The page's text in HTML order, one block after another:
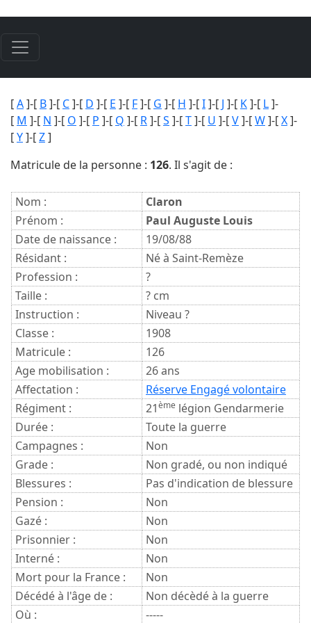
[A]-[ B]-[ C]-[ D ]-[ E ]-[ F]-[ G ]-[ H ]-[I]-[ J ]-[ K]-[ L]-
[ M ]-[ N ]-[ O ]-[ P ]-[ Q ]-[ R]-[S ]-[T]-[ U ]-[V]-[W]-[X]-
[Y]-[Z]
Matricule de la personne : 126. Il s'agit de :
Nom :
Claron
Prénom :
Paul Auguste Louis
Date de naissance :
19/08/88
Résidant :
Né à Saint-Remèze
Profession :
?
Taille :
? cm
Instruction :
Niveau ?
Classe :
1908
Matricule :
126
Age mobilisation :
26 ans
Affectation :
Réserve Engagé volontaire
Régiment :
21ème légion Gendarmerie
Durée :
Toute la guerre
Campagnes :
Non
Grade :
Non gradé, ou non indiqué
Blessures :
Pas d'indication de blessure
Pension :
Non
Gazé :
Non
Prisonnier :
Non
Interné :
Non
Mort pour la France :
Non
Décédé à l'âge de :
Non décèdé à la guerre
Où :
-----